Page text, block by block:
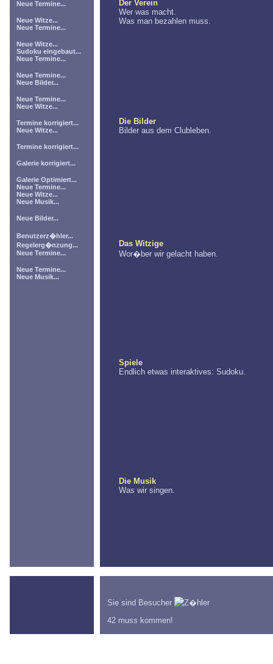
Neue Termine...
Neue Witze...
Neue Termine...
Neue Witze...
Sudoku eingebaut...
Neue Termine...
Neue Termine...
Neue Bilder...
Neue Termine...
Neue Witze...
Termine korrigiert...
Neue Witze...
Termine korrigiert...
Galerie korrigiert...
Galerie Optimiert...
Neue Termine...
Neue Witze...
Neue Musik...
Neue Bilder...
Benutzerz�hler...
Regelerg�nzung...
Neue Termine...
Neue Termine...
Neue Musik...
Der Verein
Wer was macht.
Was man bezahlen muss.
Die Bilder
Bilder aus dem Clubleben.
Das Witzige
Wor�ber wir gelacht haben.
Spiele
Endlich etwas interaktives: Sudoku.
Die Musik
Was wir singen.
Sie sind Besucher
42 muss kommen!